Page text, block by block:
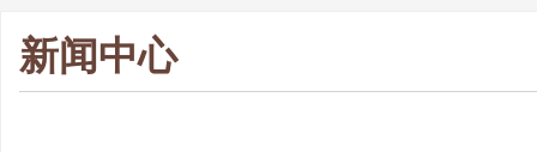
新闻中心